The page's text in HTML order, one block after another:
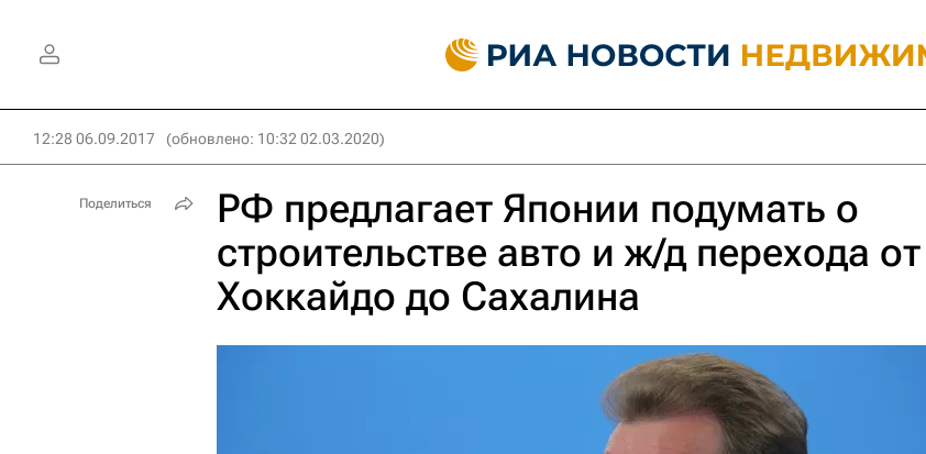
12:28 06.09.2017 (обновлено: 10:32 02.03.2020)
РФ предлагает Японии подумать о
строительстве авто и ж/д перехода от
Хоккайдо до Сахалина
Поделиться